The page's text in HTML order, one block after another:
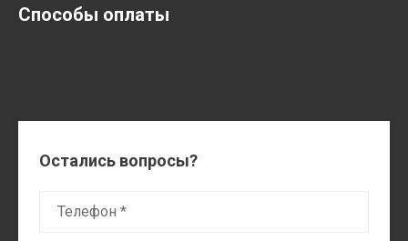
Способы оплаты
Остались вопросы?